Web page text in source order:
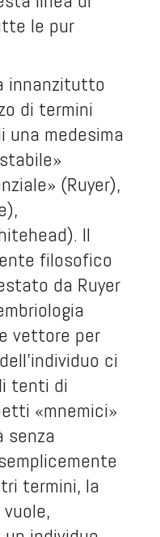
le pur
innanzitutto
di termini
una medesima
(Ruyer),
Il
filosofico
da Ruyer
vettore per
ci
tenti di
«mnemici»
senza
termini, la